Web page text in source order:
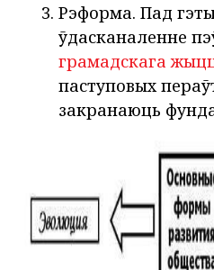
Рэформа. Пад
ўдасканаленне
грамадскага
паступовых
закранаюць